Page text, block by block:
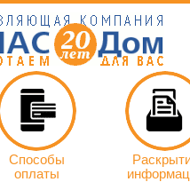
Способы
оплаты